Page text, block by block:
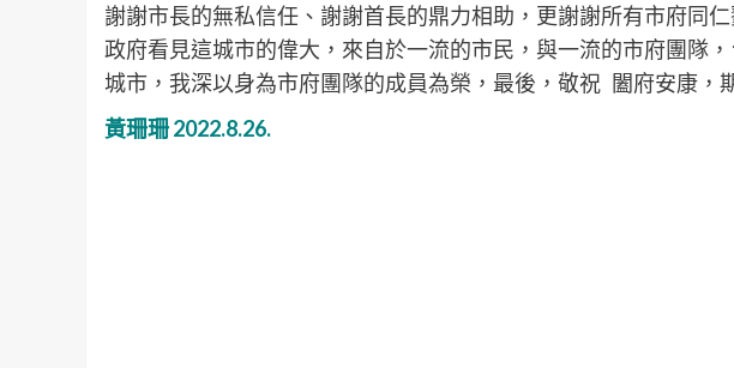
謝謝市長的無私信任、謝謝首長的鼎力相助，更謝謝所有市府同
政府看見這城市的偉大，來自於一流的市民，與一流的市府團隊
城市，我深以身為市府團隊的成員為榮，最後，敬祝 ​ ​ 闔府安康，
黃珊珊 2022.8.26.